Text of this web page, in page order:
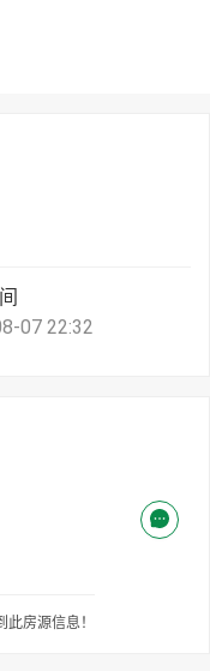
07 22:32
房源信息！